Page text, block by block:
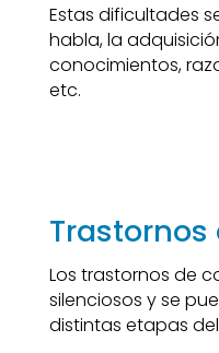
Estas dificultades
habla, la
conocimientos,
etc.
Los trastornos de
silenciosos y se
distintas etapas